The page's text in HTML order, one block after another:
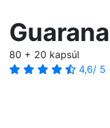
80 + 20 kapsúl
4,6/ 5 ·